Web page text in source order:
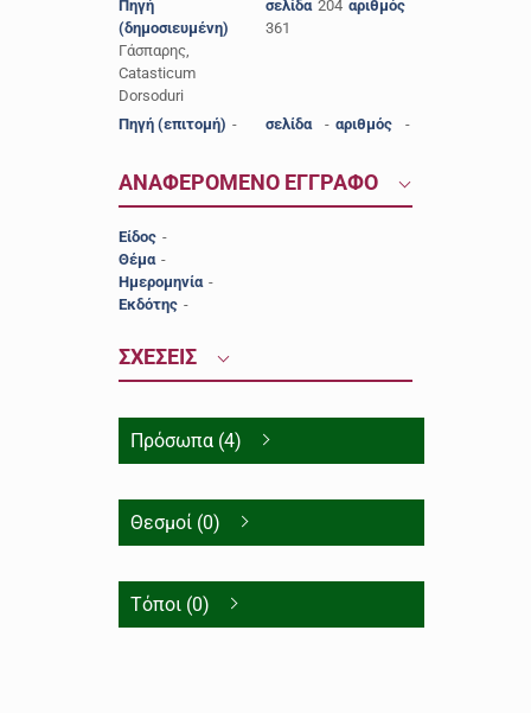
Πηγή
(δημοσιευμένη)
Γάσπαρης,
Catasticum
Dorsoduri
σελίδα 204 αριθμός
361
Πηγή (επιτομή) - σελίδα - αριθμός -
ΑΝΑΦΕΡΟΜΕΝΟ ΕΓΓΡΑΦΟ
Είδος -
Θέμα -
Ημερομηνία -
Εκδότης -
ΣΧΕΣΕΙΣ
Πρόσωπα (4)
Θεσμοί (0)
Τόποι (0)